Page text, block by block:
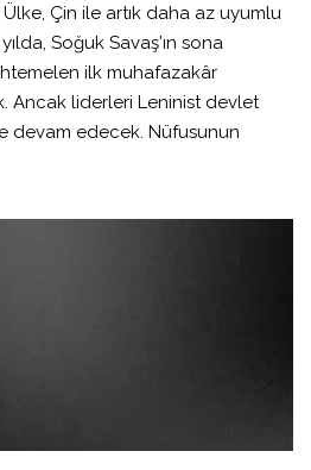
Ülke, Çin ile artık daha az uyumlu
Soğuk Savaş’ın sona
ilk muhafazakâr
Ancak liderleri Leninist devlet
devam edecek. Nüfusunun